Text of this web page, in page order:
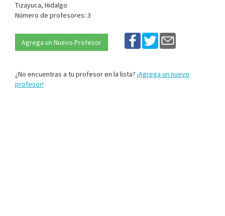
Tizayuca, Hidalgo
Número de profesores: 3
Agrega un Nuevo Profesor
¿No encuentras a tu profesor en la lista? ¡Agrega un nuevo
profesor!